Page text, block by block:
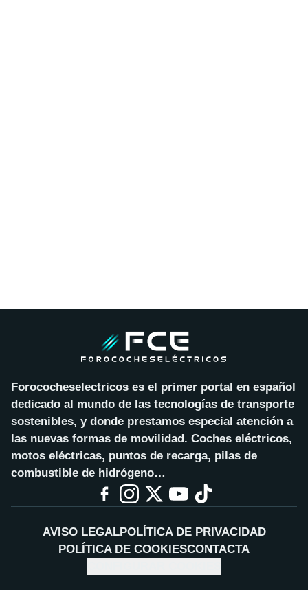
Forococheselectricos es el primer portal en español
dedicado al mundo de las tecnologías de transporte
sostenibles, y donde prestamos especial atención a
las nuevas formas de movilidad. Coches eléctricos,
motos eléctricas, puntos de recarga, pilas de
combustible de hidrógeno…
AVISO LEGALPOLÍTICA DE PRIVACIDAD
POLÍTICA DE COOKIESCONTACTA